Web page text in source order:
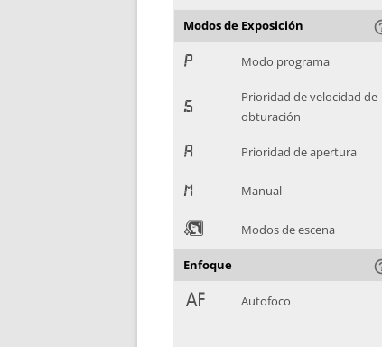
Modos de Exposición
, Modo programa
-
Prioridad de velocidad de
obturación
. Prioridad de apertura
/ Manual
0 Modos de escena
Enfoque
1 Autofoco